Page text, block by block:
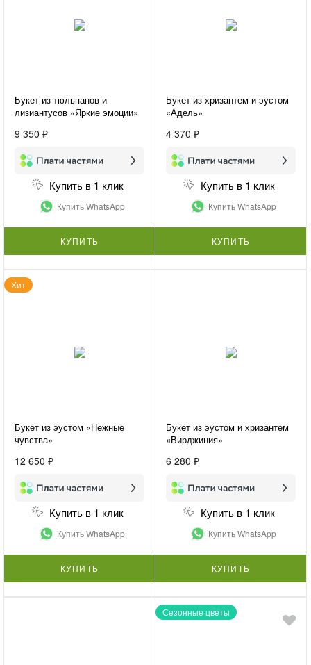
Букет из тюльпанов и
лизиантусов «Яркие эмоции»
9 350 ₽
Купить в 1 клик
Купить WhatsApp
КУПИТЬ
Букет из хризантем и эустом
«Адель»
4 370 ₽
Купить в 1 клик
Купить WhatsApp
КУПИТЬ
Хит
Букет из эустом «Нежные
чувства»
12 650 ₽
Купить в 1 клик
Купить WhatsApp
КУПИТЬ
Букет из эустом и хризантем
«Вирджиния»
6 280 ₽
Купить в 1 клик
Купить WhatsApp
КУПИТЬ
Сезонные цветы